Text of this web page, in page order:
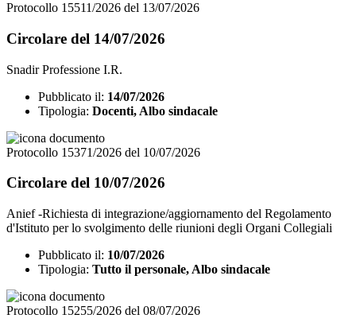
Protocollo 15511/2026 del 13/07/2026
Circolare del 14/07/2026
Snadir Professione I.R.
Pubblicato il: 14/07/2026
Tipologia: Docenti, Albo sindacale
Protocollo 15371/2026 del 10/07/2026
Circolare del 10/07/2026
Anief -Richiesta di integrazione/aggiornamento del Regolamento
d'Istituto per lo svolgimento delle riunioni degli Organi Collegiali
Pubblicato il: 10/07/2026
Tipologia: Tutto il personale, Albo sindacale
Protocollo 15255/2026 del 08/07/2026